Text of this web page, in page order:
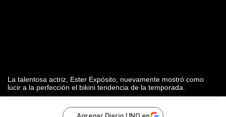
La talentosa actriz, Ester Expósito, nuevamente mostró como
lucir a la perfección el bikini tendencia de la temporada.